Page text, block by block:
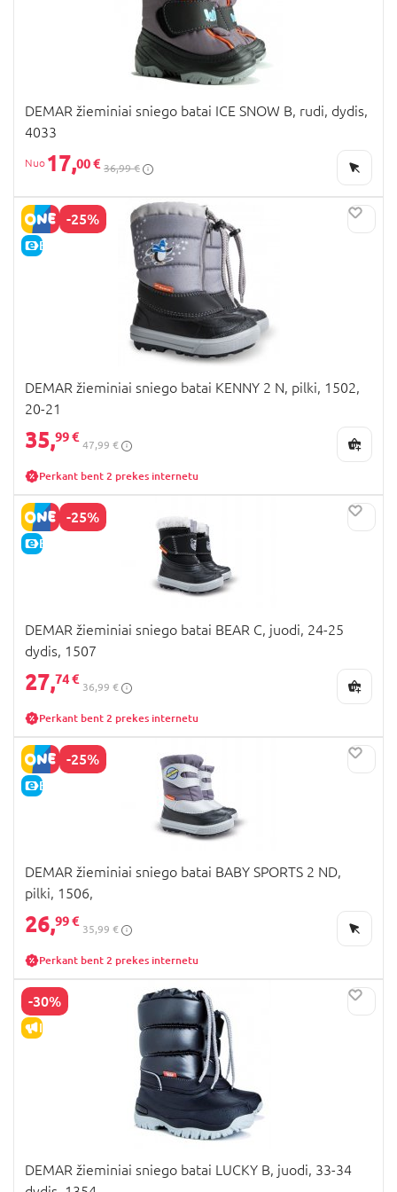
DEMAR žieminiai sniego batai ICE SNOW B, rudi, dydis,
4033
17,00 € 36,99 €
-25%
E-KAINA
DEMAR žieminiai sniego batai KENNY 2 N, pilki, 1502,
20-21
35,99 €
47,99 €
Perkant bent 2 prekes internetu
-25%
E-KAINA
DEMAR žieminiai sniego batai BEAR C, juodi, 24-25
dydis, 1507
27,74 €
36,99 €
Perkant bent 2 prekes internetu
-25%
E-KAINA
DEMAR žieminiai sniego batai BABY SPORTS 2 ND,
pilki, 1506,
26,99 €
35,99 €
Perkant bent 2 prekes internetu
-30%
IŠPARDAVIMAS
DEMAR žieminiai sniego batai LUCKY B, juodi, 33-34